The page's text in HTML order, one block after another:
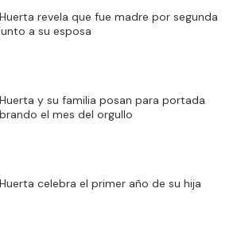
revela que fue madre por segunda
a su esposa
y su familia posan para portada
el mes del orgullo
celebra el primer año de su hija